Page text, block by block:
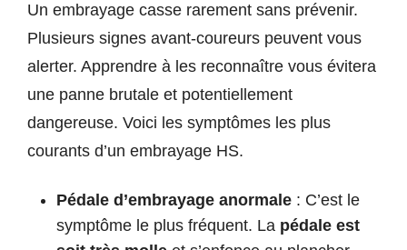
Un embrayage casse rarement sans prévenir.
Plusieurs signes avant-coureurs peuvent vous
alerter. Apprendre à les reconnaître vous évitera
une panne brutale et potentiellement
dangereuse. Voici les symptômes les plus
courants d’un embrayage HS.
Pédale d’embrayage anormale : C’est le
symptôme le plus fréquent. La pédale est